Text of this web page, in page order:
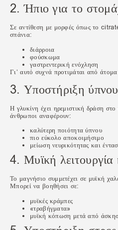
2. Ήπιο για το
Σε αντίθεση με μορφές όπως το
σπάνια:
διάρροια
φούσκωμα
γαστρεντερική ενόχληση
Γι’ αυτό συχνά προτιμάται από
3. Υποστήριξη
Η γλυκίνη έχει ηρεμιστική δράση
άνθρωποι αναφέρουν:
καλύτερη ποιότητα ύπνου
πιο εύκολο αποκοιμήσιμο
μείωση νευρικότητας και
4. Μυϊκή λειτουργία
Το μαγνήσιο συμμετέχει σε μυϊκή
Μπορεί να βοηθήσει σε:
μυϊκές κράμπες
«τραβήγματα»
μυϊκή κόπωση μετά από